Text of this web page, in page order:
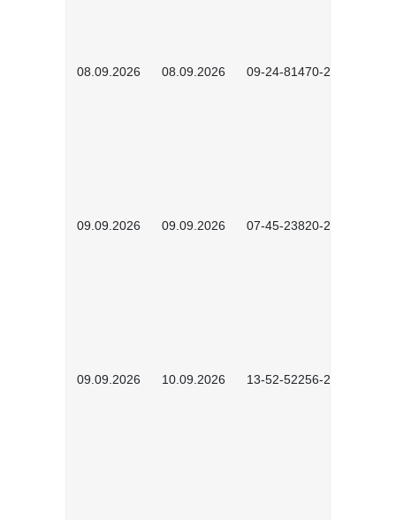
08.09.2026 08.09.2026 09-24-81470-2601
09.09.2026 09.09.2026 07-45-23820-2602
09.09.2026 10.09.2026 13-52-52256-2601